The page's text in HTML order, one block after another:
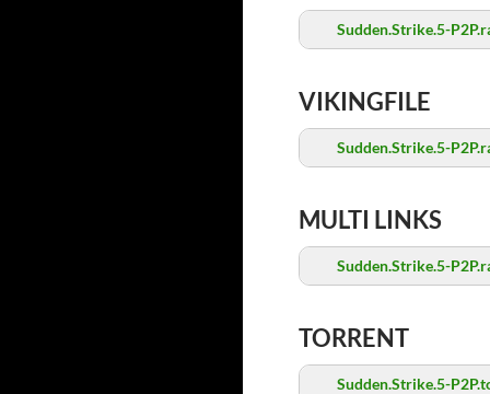
Sudden.Strike.5-
VIKINGFILE
Sudden.Strike.5-
MULTI LINKS
Sudden.Strike.5-
TORRENT
Sudden.Strike.5-